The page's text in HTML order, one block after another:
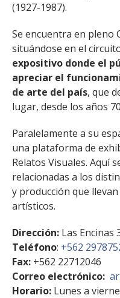
Estudiantes
Académicas/os
(1927-1987).
Se encuentra en pleno
situándose en el
expositivo donde el
apreciar el
de arte del país, que
lugar, desde los años
Paralelamente a su
una plataforma de
Relatos Visuales. Aquí
relacionadas a los
y producción que
artísticos.
Dirección: Las Encinas
Teléfono: +562
Fax: +562 22712046
Correo electrónico:
Horario: Lunes a